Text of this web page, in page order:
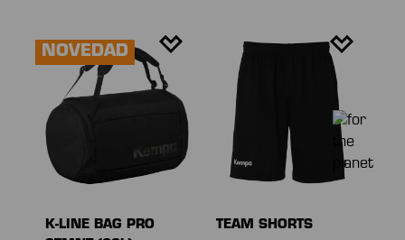
NOVEDAD
K-LINE BAG PRO
TEAM SHORTS